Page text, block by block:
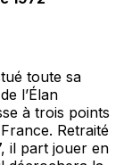
toute sa
l’Élan
à trois points
Retraité
il part jouer en